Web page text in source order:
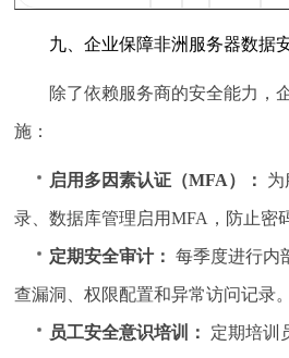
九、企业保障非洲服务器数据
除了依赖服务商的安全能力，
施：
启用多因素认证（MFA）： 为
录、数据库管理启用MFA，防止密
定期安全审计： 每季度进行内
查漏洞、权限配置和异常访问记录。
员工安全意识培训： 定期培训